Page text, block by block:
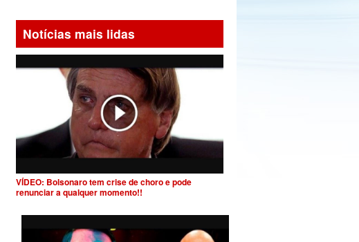
Notícias mais lidas
VÍDEO: Bolsonaro tem crise de choro e pode
renunciar a qualquer momento!!